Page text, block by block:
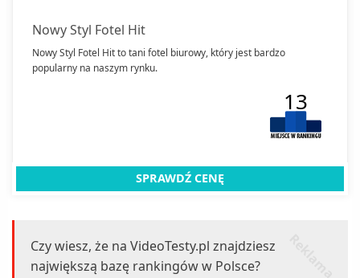
Nowy Styl Fotel Hit
Nowy Styl Fotel Hit to tani fotel biurowy, który jest bardzo
popularny na naszym rynku.
13
SPRAWDŹ CENĘ
Czy wiesz, że na VideoTesty.pl znajdziesz
największą bazę rankingów w Polsce?